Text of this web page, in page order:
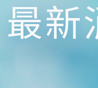
最新